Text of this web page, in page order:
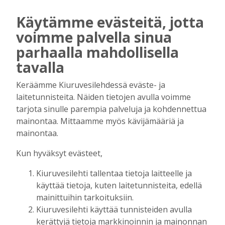
Hanna Soini 5.8.2026 06:00
Kiuruvesi liikuttaa ja kasvattaa myös
menestyjiä
Tilaajille
Toimitus
Rinnakkaiselosta päällekkäiseloon
Tilaajille
Toimitus 21.7.2026 18:00
Talkoolaiset eivät ole itsestäänselvyys
Tilaajille
Miksi yksityisellä on lääkäreitä?
Tilaajille
Jaana Selander 8.7.2026 08:00
Käytämme evästeitä, jotta
voimme palvella sinua
parhaalla mahdollisella
tavalla
Keräämme Kiuruvesilehdessä eväste- ja
laitetunnisteita. Näiden tietojen avulla voimme
tarjota sinulle parempia palveluja ja kohdennettua
mainontaa. Mittaamme myös kävijämääriä ja
mainontaa.
Kun hyväksyt evästeet,
Kiuruvesilehti tallentaa tietoja laitteelle ja
käyttää tietoja, kuten laitetunnisteita, edellä
mainittuihin tarkoituksiin.
Kiuruvesilehti käyttää tunnisteiden avulla
kerättyjä tietoja markkinoinnin ja mainonnan